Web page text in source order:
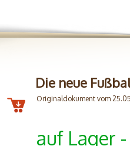
Die neue
Originaldokument vom
auf Lager